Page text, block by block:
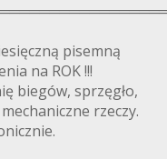
pisemną
na ROK !!!
biegów, sprzęgło,
rzeczy.